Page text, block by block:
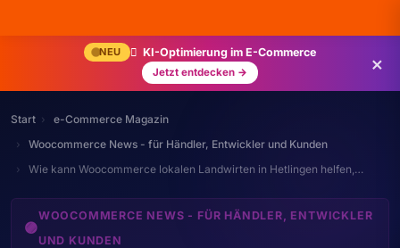
NEU KI-Optimierung im E-Commerce
Jetzt entdecken → ×
Start
e-Commerce Magazin
Woocommerce News - für Händler, Entwickler und Kunden
Wie kann Woocommerce lokalen Landwirten in Hetlingen helfen,…
🟣
WOOCOMMERCE NEWS - FÜR HÄNDLER, ENTWICKLER
UND KUNDEN